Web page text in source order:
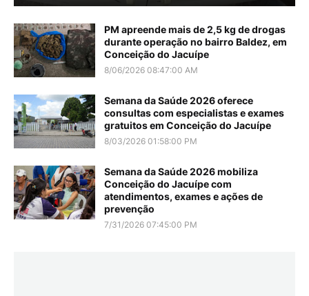
PM apreende mais de 2,5 kg de drogas
durante operação no bairro Baldez, em
Conceição do Jacuípe
8/06/2026 08:47:00 AM
Semana da Saúde 2026 oferece
consultas com especialistas e exames
gratuitos em Conceição do Jacuípe
8/03/2026 01:58:00 PM
Semana da Saúde 2026 mobiliza
Conceição do Jacuípe com
atendimentos, exames e ações de
prevenção
7/31/2026 07:45:00 PM